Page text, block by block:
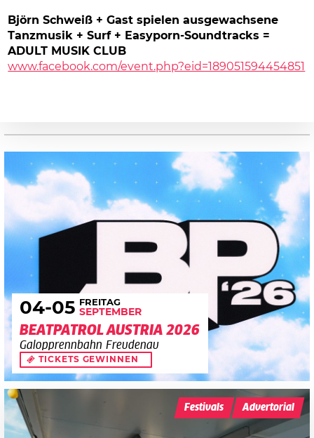
Björn Schweiß + Gast spielen ausgewachsene
Tanzmusik + Surf + Easyporn-Soundtracks =
ADULT MUSIK CLUB
www.facebook.com/event.php?eid=189051594454851
04-05 FREITAG
SEPTEMBER
BEATPATROL AUSTRIA 2026
Galopprennbahn Freudenau
TICKETS GEWINNEN
Festivals Advertorial